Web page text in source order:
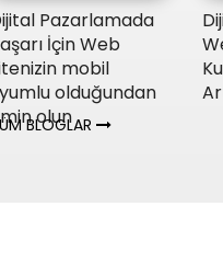
Pazarlamada
İçin Web
mobil
olduğundan
olun
BLOGLAR